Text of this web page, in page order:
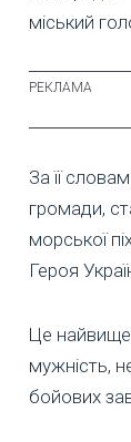
міський
За її
громади,
морської
Героя
Це
мужність,
бойових